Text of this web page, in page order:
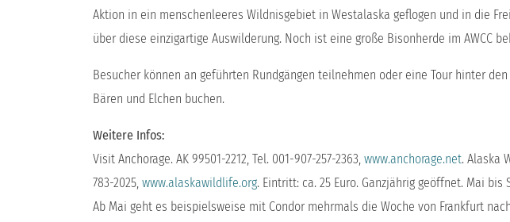
Aktion in ein menschenleeres Wildnisgebiet in Westalaska geflogen und in die
über diese einzigartige Auswilderung. Noch ist eine große Bisonherde im AWCC
Besucher können an geführten Rundgängen teilnehmen oder eine Tour hinter
Bären und Elchen buchen.
Weitere Infos:
Visit Anchorage. AK 99501-2212, Tel. 001-907-257-2363, www.anchorage.net. Alaska
783-2025, www.alaskawildlife.org. Eintritt: ca. 25 Euro. Ganzjährig geöffnet. Mai bis
Ab Mai geht es beispielsweise mit Condor mehrmals die Woche von Frankfurt